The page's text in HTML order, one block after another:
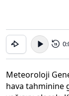
15
Meteoroloji
hava tahminine